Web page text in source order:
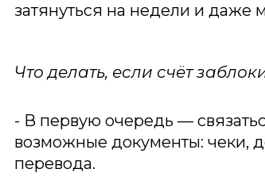
затянуться на недели и даже
Что делать, если счёт
- В первую очередь —
возможные документы: чеки,
перевода.